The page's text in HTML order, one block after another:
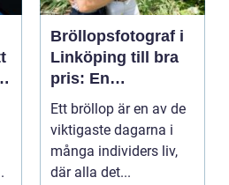
Bröllopsfotograf i
Linköping till bra
pris: En
nyckelspelare för
oförglömliga
minnen
Ett bröllop är en av de
viktigaste dagarna i
många individers liv,
där alla det...